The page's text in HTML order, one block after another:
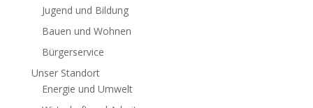
Jugend und Bildung
Bauen und Wohnen
Bürgerservice
Unser Standort
Energie und Umwelt